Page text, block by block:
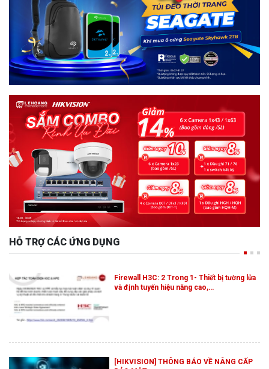
HỖ TRỢ CÁC ỨNG DỤNG
và định tuyến hiệu năng cao,…
BẢO MẬT